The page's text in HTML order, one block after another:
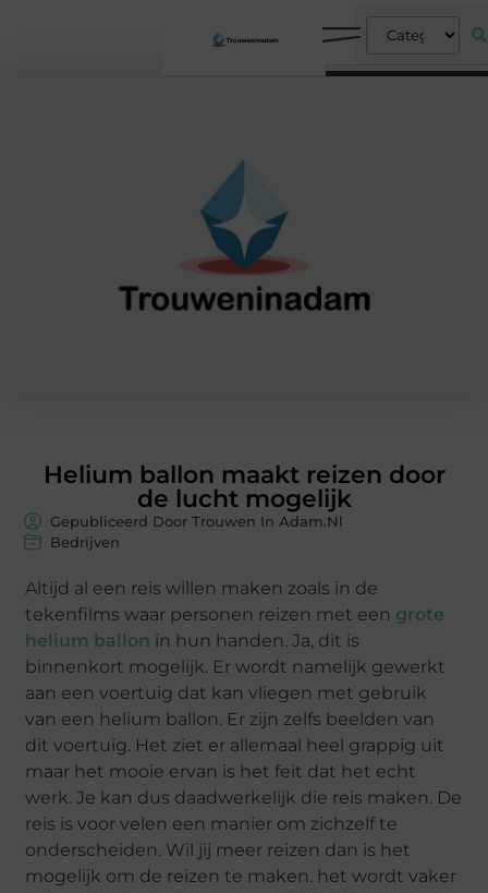
Helium ballon maakt reizen door
de lucht mogelijk
Gepubliceerd Door Trouwen In Adam.nl
Bedrijven
Altijd al een reis willen maken zoals in de
tekenfilms waar personen reizen met een grote
helium ballon in hun handen. Ja, dit is
binnenkort mogelijk. Er wordt namelijk gewerkt
aan een voertuig dat kan vliegen met gebruik
van een helium ballon. Er zijn zelfs beelden van
dit voertuig. Het ziet er allemaal heel grappig uit
maar het mooie ervan is het feit dat het echt
werk. Je kan dus daadwerkelijk die reis maken. De
reis is voor velen een manier om zichzelf te
onderscheiden. Wil jij meer reizen dan is het
mogelijk om de reizen te maken. het wordt vaker